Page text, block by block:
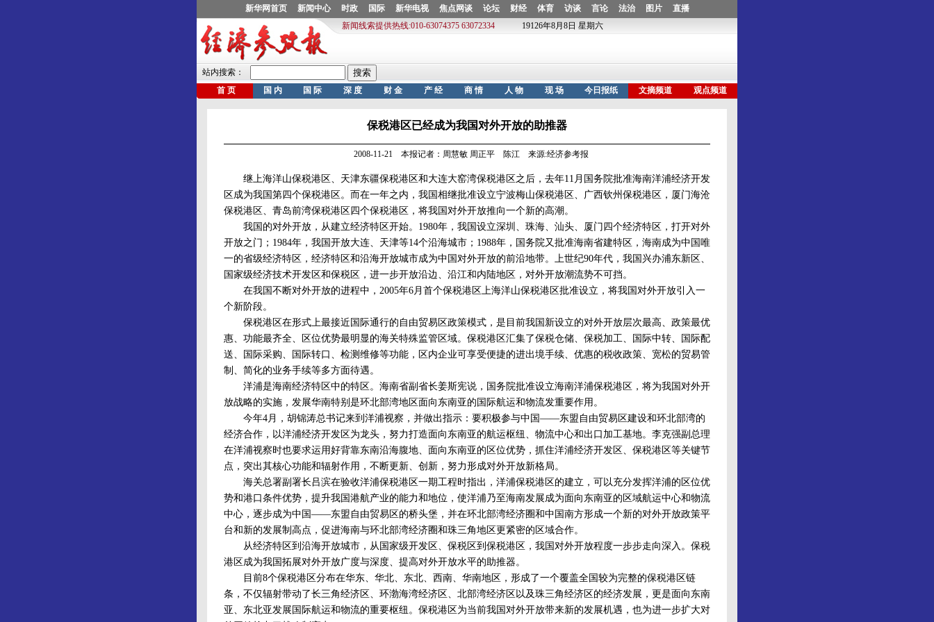
保税港区已经成为我国对外开放的助推器
2008-11-21 本报记者：周慧敏 周正平 陈江 来源:经济参考报
继上海洋山保税港区、天津东疆保税港区和大连大窑湾保税港区之后，去年11月国务院批准海南洋浦经济开发
区成为我国第四个保税港区。而在一年之内，我国相继批准设立宁波梅山保税港区、广西钦州保税港区，厦门海沧
保税港区、青岛前湾保税港区四个保税港区，将我国对外开放推向一个新的高潮。
我国的对外开放，从建立经济特区开始。1980年，我国设立深圳、珠海、汕头、厦门四个经济特区，打开对外
开放之门；1984年，我国开放大连、天津等14个沿海城市；1988年，国务院又批准海南省建特区，海南成为中国唯
一的省级经济特区，经济特区和沿海开放城市成为中国对外开放的前沿地带。上世纪90年代，我国兴办浦东新区、
国家级经济技术开发区和保税区，进一步开放沿边、沿江和内陆地区，对外开放潮流势不可挡。
在我国不断对外开放的进程中，2005年6月首个保税港区上海洋山保税港区批准设立，将我国对外开放引入一
个新阶段。
保税港区在形式上最接近国际通行的自由贸易区政策模式，是目前我国新设立的对外开放层次最高、政策最优
惠、功能最齐全、区位优势最明显的海关特殊监管区域。保税港区汇集了保税仓储、保税加工、国际中转、国际配
送、国际采购、国际转口、检测维修等功能，区内企业可享受便捷的进出境手续、优惠的税收政策、宽松的贸易管
制、简化的业务手续等多方面待遇。
洋浦是海南经济特区中的特区。海南省副省长姜斯宪说，国务院批准设立海南洋浦保税港区，将为我国对外开
放战略的实施，发展华南特别是环北部湾地区面向东南亚的国际航运和物流发重要作用。
今年4月，胡锦涛总书记来到洋浦视察，并做出指示：要积极参与中国——东盟自由贸易区建设和环北部湾的
经济合作，以洋浦经济开发区为龙头，努力打造面向东南亚的航运枢纽、物流中心和出口加工基地。李克强副总理
在洋浦视察时也要求运用好背靠东南沿海腹地、面向东南亚的区位优势，抓住洋浦经济开发区、保税港区等关键节
点，突出其核心功能和辐射作用，不断更新、创新，努力形成对外开放新格局。
海关总署副署长吕滨在验收洋浦保税港区一期工程时指出，洋浦保税港区的建立，可以充分发挥洋浦的区位优
势和港口条件优势，提升我国港航产业的能力和地位，使洋浦乃至海南发展成为面向东南亚的区域航运中心和物流
中心，逐步成为中国——东盟自由贸易区的桥头堡，并在环北部湾经济圈和中国南方形成一个新的对外开放政策平
台和新的发展制高点，促进海南与环北部湾经济圈和珠三角地区更紧密的区域合作。
从经济特区到沿海开放城市，从国家级开发区、保税区到保税港区，我国对外开放程度一步步走向深入。保税
港区成为我国拓展对外开放广度与深度、提高对外开放水平的助推器。
目前8个保税港区分布在华东、华北、东北、西南、华南地区，形成了一个覆盖全国较为完整的保税港区链
条，不仅辐射带动了长三角经济区、环渤海湾经济区、北部湾经济区以及珠三角经济区的经济发展，更是面向东南
亚、东北亚发展国际航运和物流的重要枢纽。保税港区为当前我国对外开放带来新的发展机遇，也为进一步扩大对